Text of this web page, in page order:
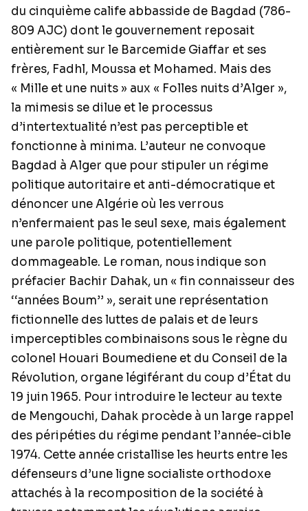
du cinquième calife abbasside de Bagdad (786-
809 AJC) dont le gouvernement reposait
entièrement sur le Barcemide Giaffar et ses
frères, Fadhl, Moussa et Mohamed. Mais des
« Mille et une nuits » aux « Folles nuits d’Alger »,
la mimesis se dilue et le processus
d’intertextualité n’est pas perceptible et
fonctionne à minima. L’auteur ne convoque
Bagdad à Alger que pour stipuler un régime
politique autoritaire et anti-démocratique et
dénoncer une Algérie où les verrous
n’enfermaient pas le seul sexe, mais également
une parole politique, potentiellement
dommageable. Le roman, nous indique son
préfacier Bachir Dahak, un « fin connaisseur des
‘‘années Boum’’ », serait une représentation
fictionnelle des luttes de palais et de leurs
imperceptibles combinaisons sous le règne du
colonel Houari Boumediene et du Conseil de la
Révolution, organe légiférant du coup d’État du
19 juin 1965. Pour introduire le lecteur au texte
de Mengouchi, Dahak procède à un large rappel
des péripéties du régime pendant l’année-cible
1974. Cette année cristallise les heurts entre les
défenseurs d’une ligne socialiste orthodoxe
attachés à la recomposition de la société à